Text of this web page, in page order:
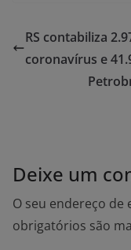
RS contabiliza
coronavírus e
Deixe um
O seu endereço de
obrigatórios são